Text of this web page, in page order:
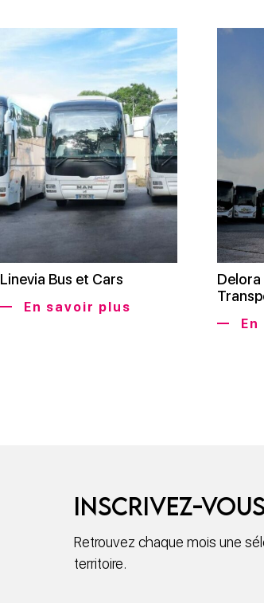
Linevia Bus et Cars
En savoir plus
Delora
Inscrivez-
Retrouvez chaque mois une
territoire.